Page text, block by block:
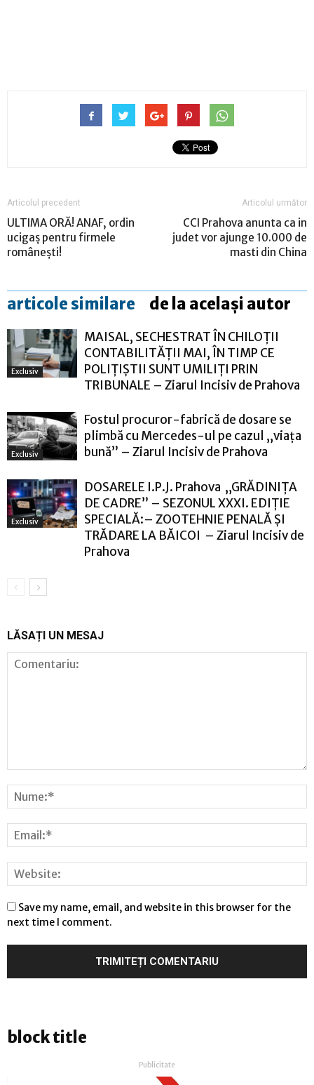
Articolul precedent
ULTIMA ORĂ! ANAF, ordin
ucigaș pentru firmele
românești!
Articolul următor
CCI Prahova anunta ca in
judet vor ajunge 10.000 de
masti din China
articole similare de la același autor
Exclusiv
MAISAL, SECHESTRAT ÎN CHILOȚII
CONTABILITĂȚII MAI, ÎN TIMP CE
POLIȚIȘTII SUNT UMILIȚI PRIN
TRIBUNALE – Ziarul Incisiv de Prahova
Exclusiv
Fostul procuror-fabrică de dosare se
plimbă cu Mercedes-ul pe cazul „viața
bună” – Ziarul Incisiv de Prahova
Exclusiv
DOSARELE I.P.J. Prahova „GRĂDINIȚA
DE CADRE” – SEZONUL XXXI. EDIȚIE
SPECIALĂ:– ZOOTEHNIE PENALĂ ȘI
TRĂDARE LA BĂICOI – Ziarul Incisiv de
Prahova
LĂSAȚI UN MESAJ
Save my name, email, and website in this browser for the
next time I comment.
block title
Publicitate